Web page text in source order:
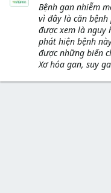
Bệnh gan nhiễm
vì đây là căn
được xem là nguy
phát hiện bệnh
được những biến
Xơ hóa gan, suy